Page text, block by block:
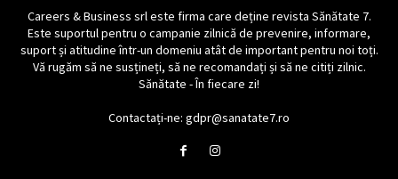
Careers & Business srl este firma care deține revista Sănătate 7.
Este suportul pentru o campanie zilnică de prevenire, informare,
suport și atitudine într-un domeniu atât de important pentru noi toți.
Vă rugăm să ne susțineți, să ne recomandați și să ne citiți zilnic.
Sănătate - În fiecare zi!
Contactați-ne: gdpr@sanatate7.ro